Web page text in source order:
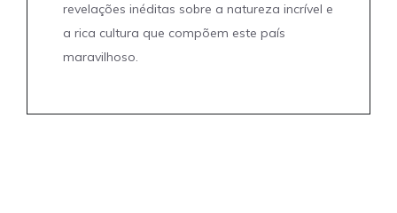
revelações inéditas sobre a natureza incrível e
a rica cultura que compõem este país
maravilhoso.